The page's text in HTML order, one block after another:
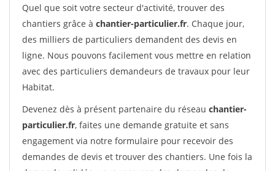
Quel que soit votre secteur d'activité, trouver des
chantiers grâce à chantier-particulier.fr. Chaque jour,
des milliers de particuliers demandent des devis en
ligne. Nous pouvons facilement vous mettre en relation
avec des particuliers demandeurs de travaux pour leur
Habitat.
Devenez dès à présent partenaire du réseau chantier-
particulier.fr, faites une demande gratuite et sans
engagement via notre formulaire pour recevoir des
demandes de devis et trouver des chantiers. Une fois la